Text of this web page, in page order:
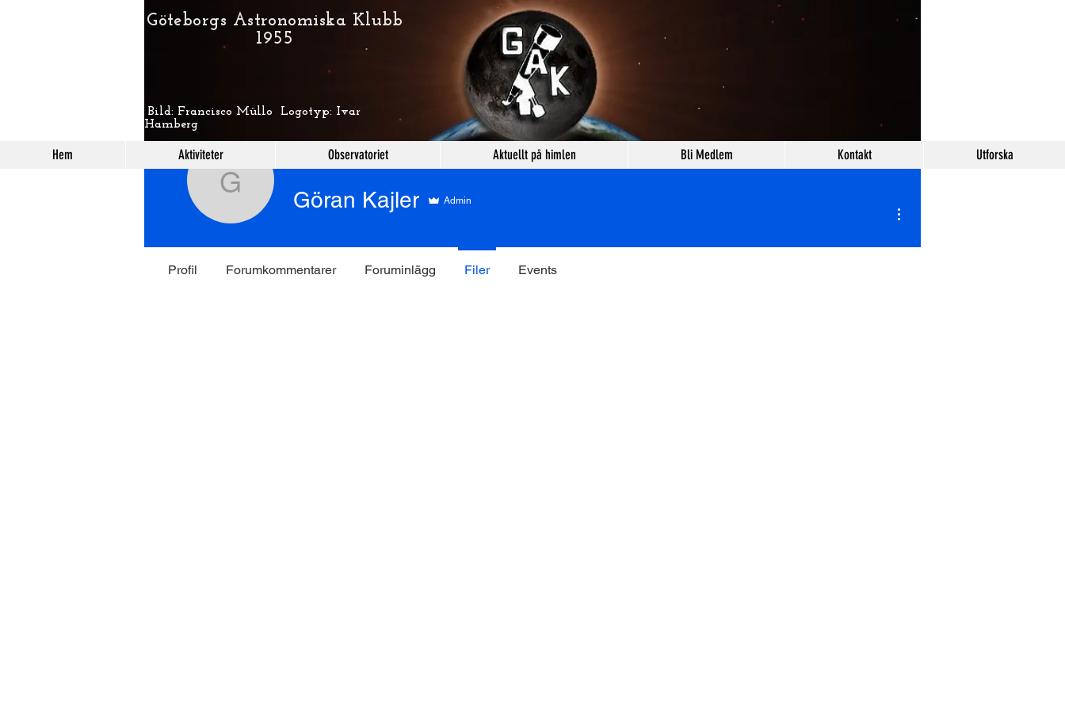
Göteborgs Astronomiska Klubb
1955
Bild: Francisco Müllo Logotyp: Ivar
Hamberg
Hem Aktiviteter Observatoriet Aktuellt på himlen Bli Medlem Kontakt Utforska
Göran Kajler
Göran Kajler Admin
Profil Forumkommentarer Foruminlägg Filer Events